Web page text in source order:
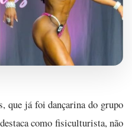
que já foi dançarina do grupo
como fisiculturista, não